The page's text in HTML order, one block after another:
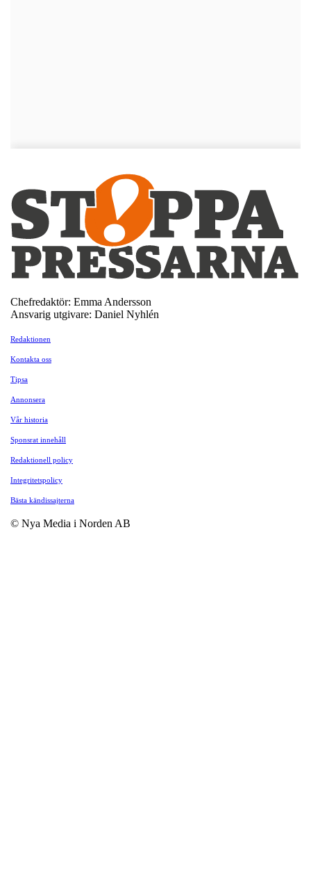
Chefredaktör: Emma Andersson
Ansvarig utgivare: Daniel Nyhlén
Redaktionen
Kontakta oss
Tipsa
Annonsera
Vår historia
Sponsrat innehåll
Redaktionell policy
Integritetspolicy
Bästa kändissajterna
© Nya Media i Norden AB